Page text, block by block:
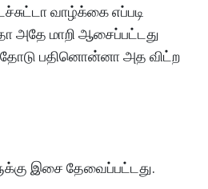
வாழ்க்கை எப்படி
அதே மாறி ஆசைப்பட்டது
பதினொன்னா அத விட்ற
இசை தேவைப்பட்டது.